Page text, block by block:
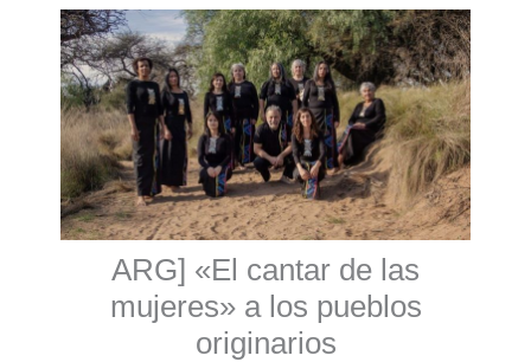
ARG] «El cantar de las
mujeres» a los pueblos
originarios